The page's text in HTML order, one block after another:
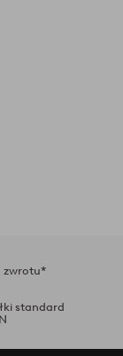
zwrotu*
standard